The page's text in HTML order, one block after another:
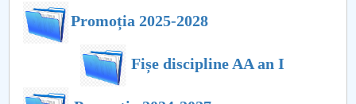
Senat
Studenți
Promoția 2025-2028
Fișe discipline AA an I